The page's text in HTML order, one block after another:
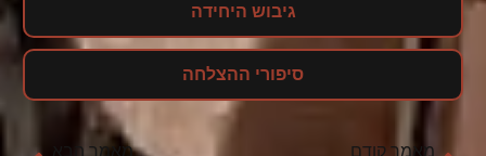
גיבוש היחידה
סיפורי ההצלחה
מאמר קודם מאמר הבא